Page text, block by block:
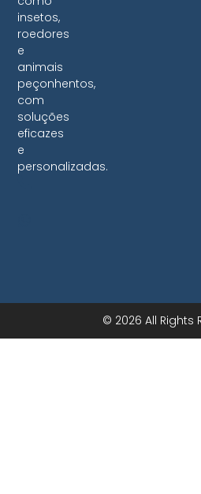
insetos,
roedores
e
animais
peçonhentos,
com
soluções
eficazes
e
personalizadas.
© 2026 All Rights